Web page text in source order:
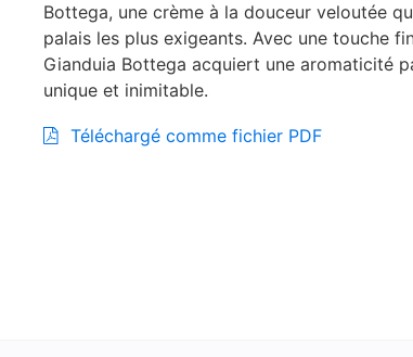
Bottega, une crème à la douceur veloutée
palais les plus exigeants. Avec une touche
Gianduia Bottega acquiert une aromaticité
unique et inimitable.
Téléchargé comme fichier PDF